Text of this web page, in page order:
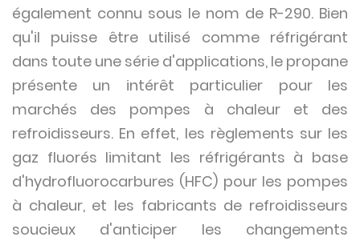
également connu sous le nom de R-290. Bien
qu'il puisse être utilisé comme réfrigérant
dans toute une série d'applications, le propane
présente un intérêt particulier pour les
marchés des pompes à chaleur et des
refroidisseurs. En effet, les règlements sur les
gaz fluorés limitant les réfrigérants à base
d'hydrofluorocarbures (HFC) pour les pompes
à chaleur, et les fabricants de refroidisseurs
soucieux d'anticiper les changements